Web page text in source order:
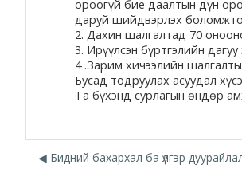
ороогүй бие даалтын дүн
даруй шийдвэрлэх
2. Дахин шалгалтад 70
3. Ирүүлсэн бүртгэлийн
4 .Зарим хичээлийн
Бусад тодруулах асуудал
Та бүхэнд сурлагын өндөр
◀︎ Бидний бахархал ба үлгэр